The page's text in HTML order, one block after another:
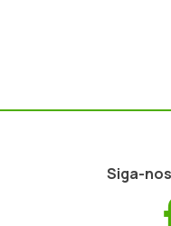
Siga-